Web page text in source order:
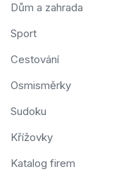
Dům a zahrada
Sport
Cestování
Osmisměrky
Sudoku
Křížovky
Katalog firem